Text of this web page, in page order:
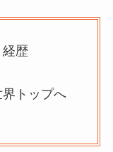
歴
トップへ